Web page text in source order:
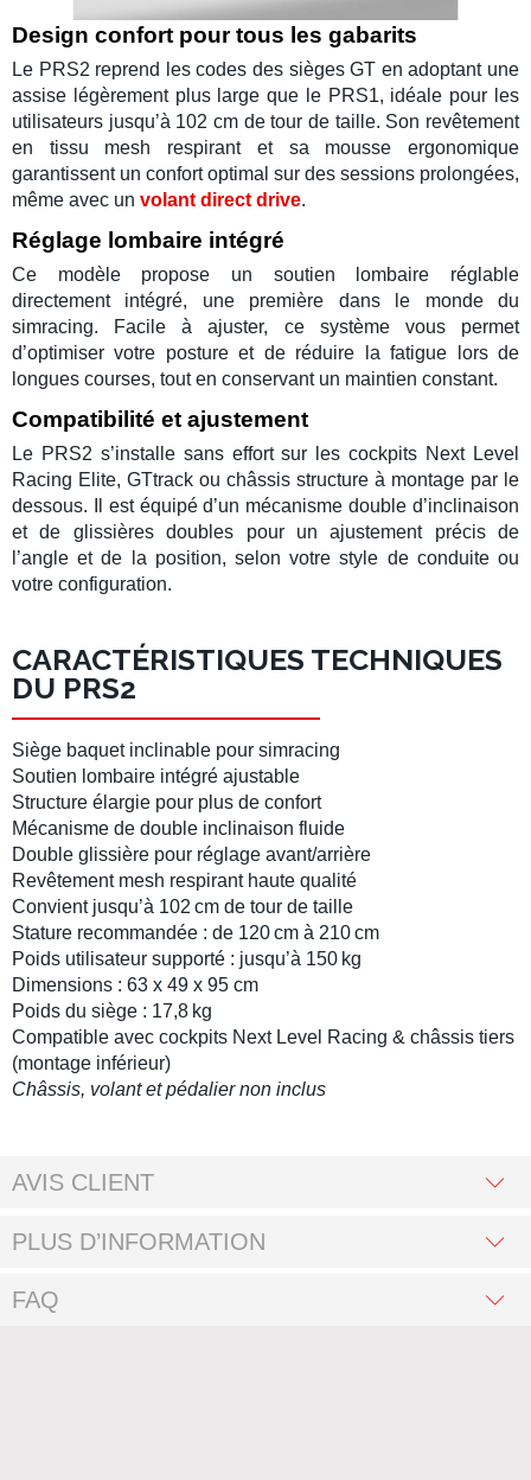
Design confort pour tous les gabarits
Le PRS2 reprend les codes des sièges GT en adoptant une
assise légèrement plus large que le PRS1, idéale pour les
utilisateurs jusqu’à 102 cm de tour de taille. Son revêtement
en tissu mesh respirant et sa mousse ergonomique
garantissent un confort optimal sur des sessions prolongées,
même avec un volant direct drive.
Réglage lombaire intégré
Ce modèle propose un soutien lombaire réglable
directement intégré, une première dans le monde du
simracing. Facile à ajuster, ce système vous permet
d’optimiser votre posture et de réduire la fatigue lors de
longues courses, tout en conservant un maintien constant.
Compatibilité et ajustement
Le PRS2 s’installe sans effort sur lescockpits Next Level
Racing Elite, GTtrack ou châssis structure à montage par le
dessous. Il est équipé d’un mécanisme double d’inclinaison
et de glissières doubles pour un ajustement précis de
l’angle et de la position, selon votre style de conduite ou
votre configuration.
CARACTÉRISTIQUES TECHNIQUES
DU PRS2
Siège baquet inclinable pour simracing
Soutien lombaire intégré ajustable
Structure élargie pour plus de confort
Mécanisme de double inclinaison fluide
Double glissière pour réglage avant/arrière
Revêtement mesh respirant haute qualité
Convient jusqu’à 102 cm de tour de taille
Stature recommandée : de 120 cm à 210 cm
Poids utilisateur supporté : jusqu’à 150 kg
Dimensions : 63 x 49 x 95 cm
Poids du siège : 17,8 kg
Compatible avec cockpits Next Level Racing & châssis tiers
(montage inférieur)
Châssis, volantetpédaliernon inclus
AVIS CLIENT
PLUS D’INFORMATION
FAQ